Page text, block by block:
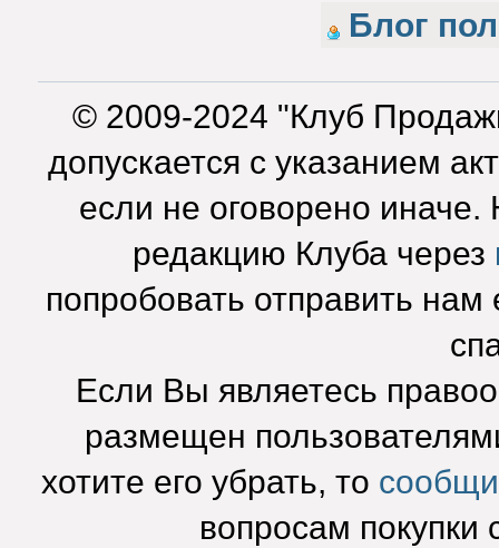
Блог
© 2009-2024 "Клуб
допускается с указанием
если не оговорено
редакцию Клуба через
попробовать отправить нам
Если Вы являетесь
размещен
хотите его убрать, то
вопросам покупки